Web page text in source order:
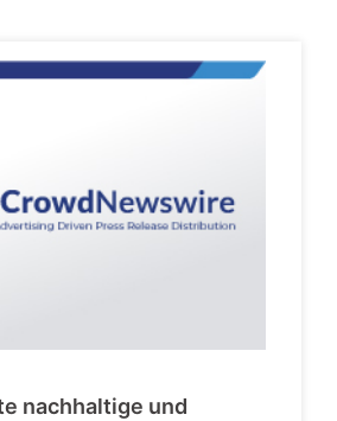
nachhaltige und